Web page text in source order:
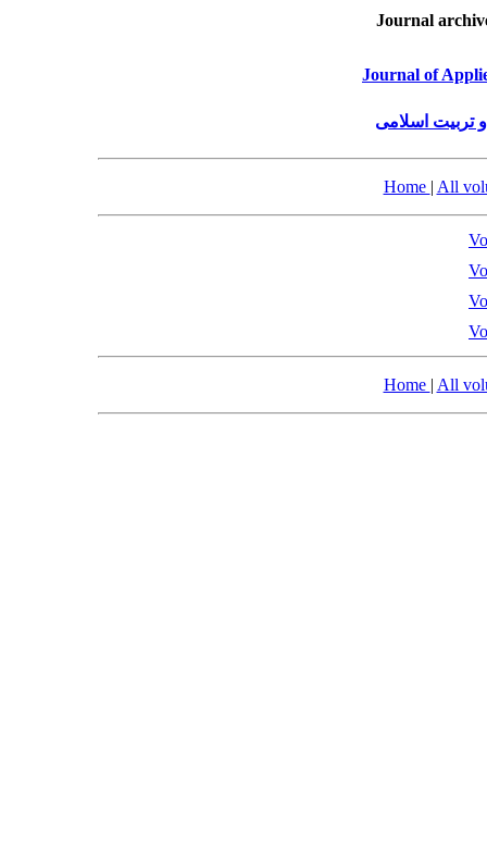
Journal
Journal of
تربیت اسلامی
Home | All
Home | All